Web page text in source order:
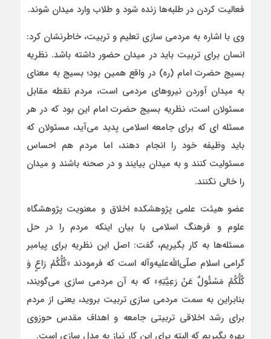
فعالیت کردن در طلبه‌ها زنده شود و طلاب وارد میدان شوند.
وی با اشاره به مردمی سازی تعلیم و تربیت، خاطرنشان کرد:
انسان برای تربیت باید در میدان حضور داشته باشد. نظریه
بسیج حضرت امام (ره) در واقع همین بود؛ بسیج به معنای
به میدان آوردن نیروهای مردمی است، مردم نقطه مقابل
مسئولان است، نظریه بسیج حضرت امام این بود که در هر
مسئله ای که برای جامعه اسلامی پدید می‌آید، مسئولان که
باید وظیفه خود را انجام دهند، اما مردم هم احساس
مسئولیت کنند و به میدان بیایند و در صحنه باشند و میدان
را خالی نکنند.
عضو هیئت علمی پژوهشکده اخلاق و معنویت پژوهشگاه
علوم و فرهنگ اسلامی با بیان اینکه مردم را در حل
مسئله‌ها به کار بگیریم، گفت: اصل این نظریه برای پیامبر
گرامی اسلام صلّی‌الله‌علیه‌وآله است که فرمودند «کُلُّکُمْ رَاعٍ وَ
کُلُّکُمْ مَسْئُولٌ عَنْ رَعِیَّتِهِ» که به آن مردمی سازی می‌گویند،
بنابراین به سمت مردمی سازی تربیت بروید، یعنی از مردم
برای رشد اخلاقی تربیتی جامعه و اهداف مقدس حوزوی
بهره بگیریم که البته برای این کار نیاز به مدل سازی است.